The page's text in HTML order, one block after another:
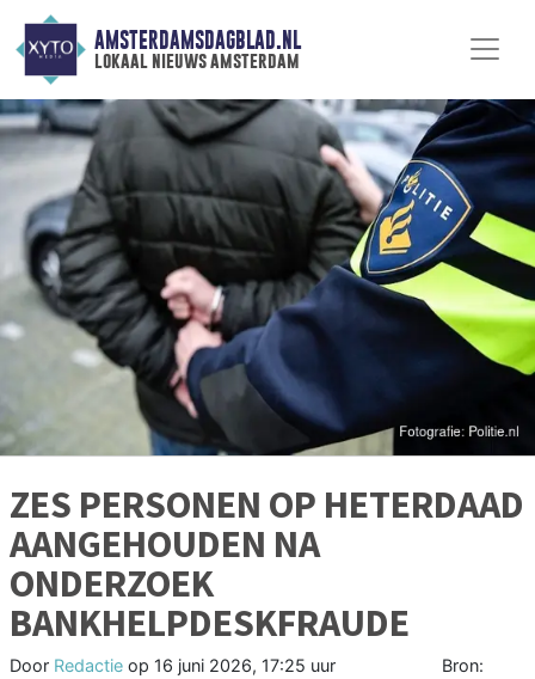
AMSTERDAMSDAGBLAD.NL
lokaal nieuws amsterdam
ZES PERSONEN OP HETERDAAD
AANGEHOUDEN NA
ONDERZOEK
BANKHELPDESKFRAUDE
Door Redactie op 16 juni 2026, 17:25 uur
Bron: